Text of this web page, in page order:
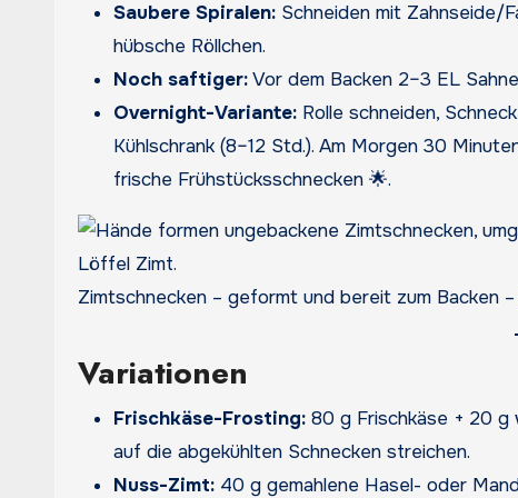
Saubere Spiralen: Schneiden mit Zahnseide/
hübsche Röllchen.
Noch saftiger:Vor dem Backen 2–3 EL
Overnight-Variante: Rolle schneiden,
Kühlschrank (8–12 Std.). Am Morgen 30
frische Frühstücksschnecken 🌟.
Zimtschnecken – geformt und bereit zum Backen
Variationen
Frischkäse-Frosting: 80 g Frischkäse + 20 g
auf die abgekühlten Schnecken streichen.
Nuss-Zimt: 40 g gemahlene Hasel- oder